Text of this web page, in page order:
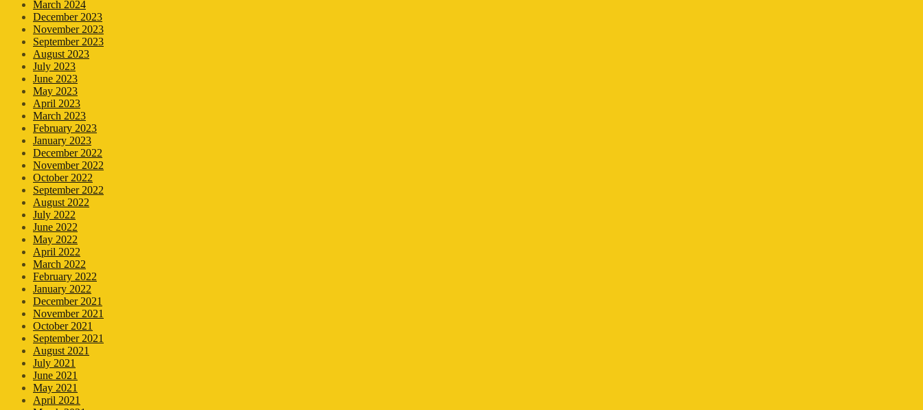
March 2024
December 2023
November 2023
September 2023
August 2023
July 2023
June 2023
May 2023
April 2023
March 2023
February 2023
January 2023
December 2022
November 2022
October 2022
September 2022
August 2022
July 2022
June 2022
May 2022
April 2022
March 2022
February 2022
January 2022
December 2021
November 2021
October 2021
September 2021
August 2021
July 2021
June 2021
May 2021
April 2021